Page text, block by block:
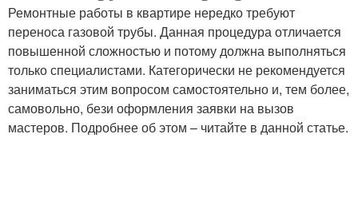
Ремонтные работы в квартире нередко требуют
переноса газовой трубы. Данная процедура отличается
повышенной сложностью и потому должна выполняться
только специалистами. Категорически не рекомендуется
заниматься этим вопросом самостоятельно и, тем более,
самовольно, бези оформления заявки на вызов
мастеров. Подробнее об этом – читайте в данной статье.